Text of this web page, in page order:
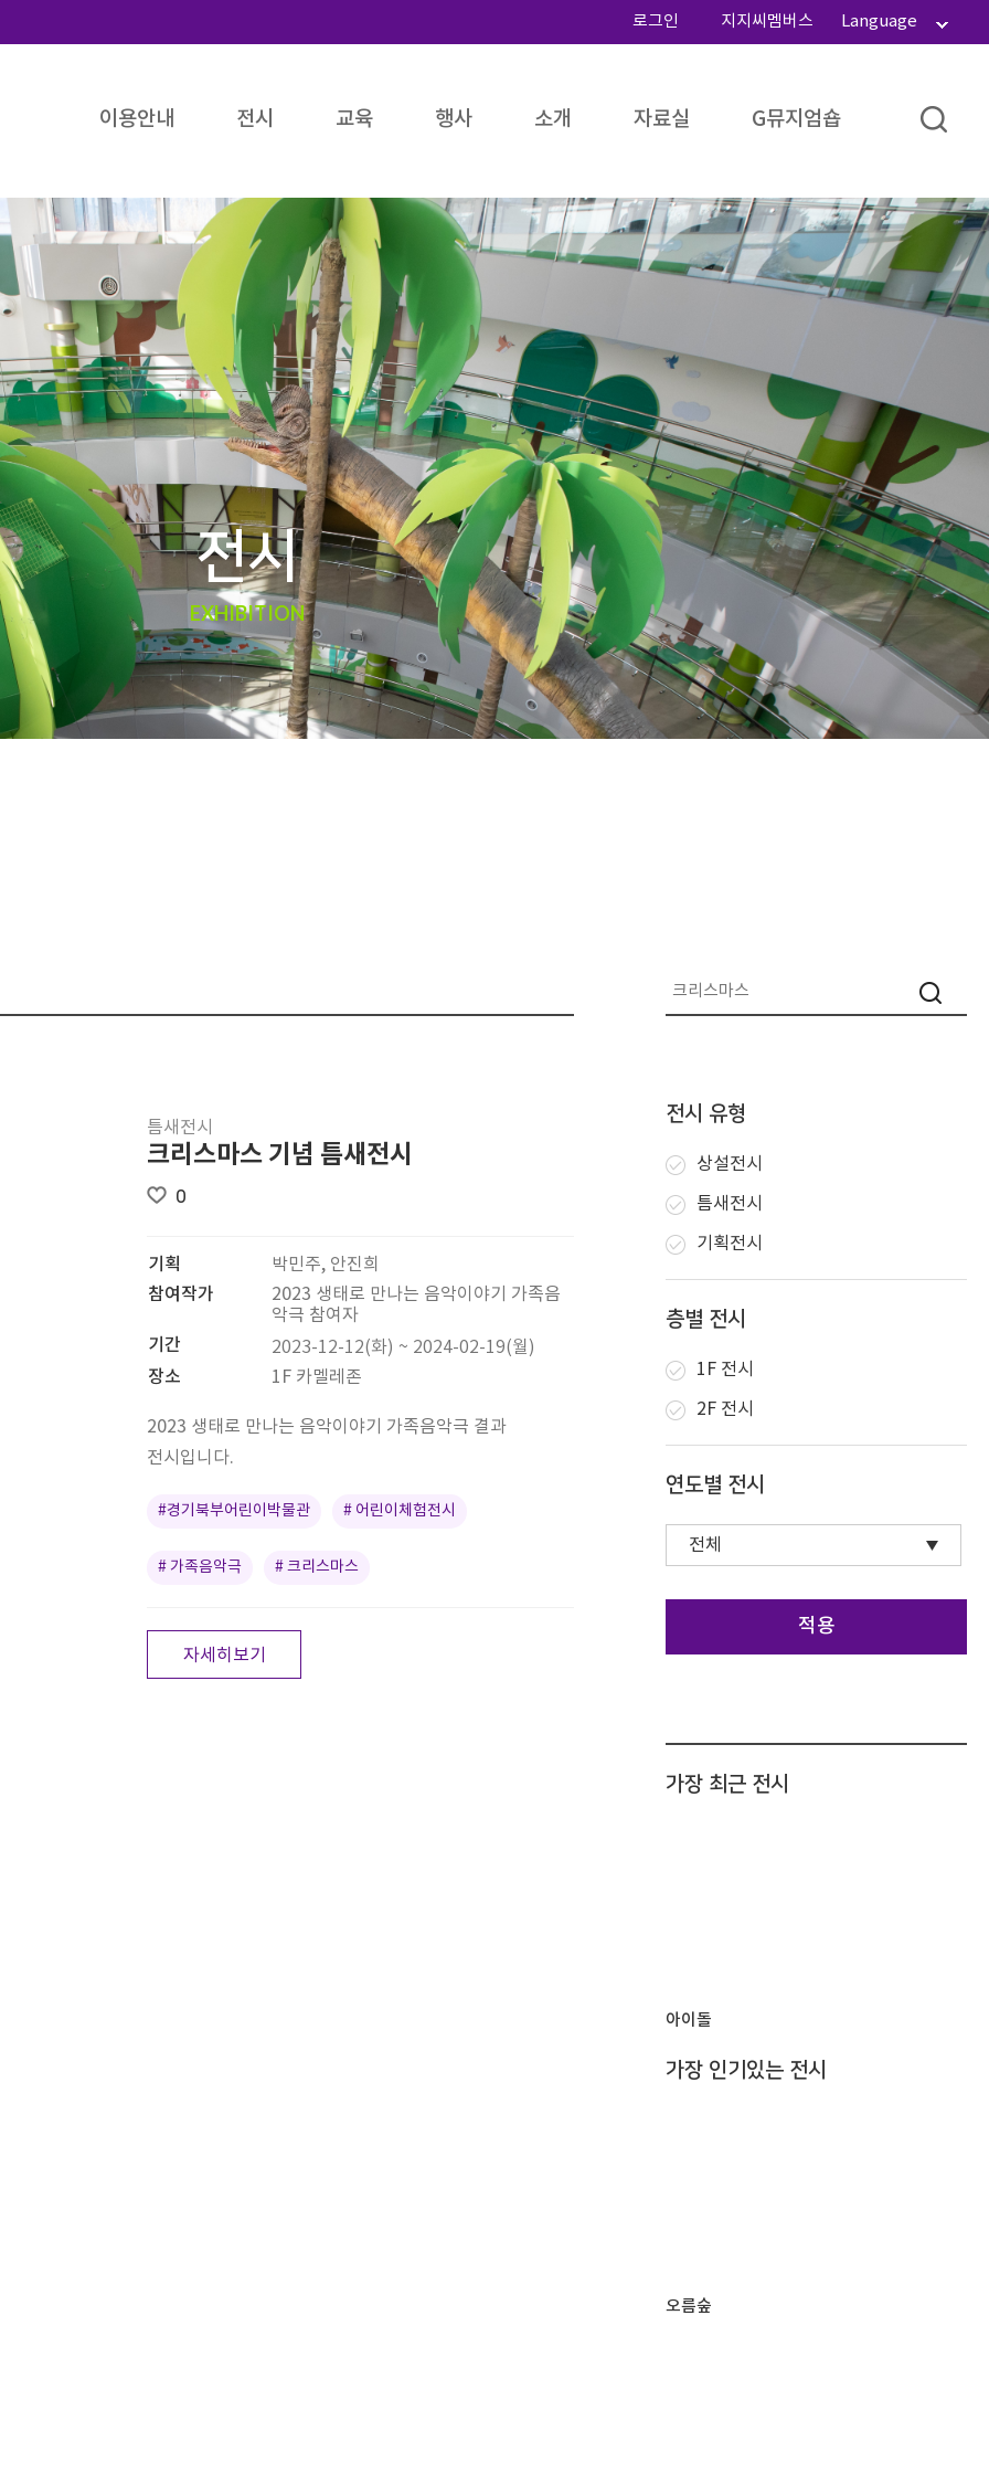
로그인 지지씨멤버스 Language
이용안내 전시 교육 행사 소개 자료실 G뮤지엄숍
전시
EXHIBITION
틈새전시
크리스마스 기념 틈새전시
0
기획
박민주, 안진희
참여작가
2023 생태로 만나는 음악이야기 가족음
악극 참여자
기간
2023-12-12(화) ~ 2024-02-19(월)
장소 1F 카멜레존
2023 생태로 만나는 음악이야기 가족음악극 결과
전시입니다.
#경기북부어린이박물관 # 어린이체험전시
# 가족음악극 # 크리스마스
자세히보기
전시 유형
상설전시
틈새전시
기획전시
층별 전시
1F 전시
2F 전시
연도별 전시
적용
가장 최근 전시
아이돌
가장 인기있는 전시
오름숲